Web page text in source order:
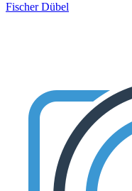
Fischer Dübel